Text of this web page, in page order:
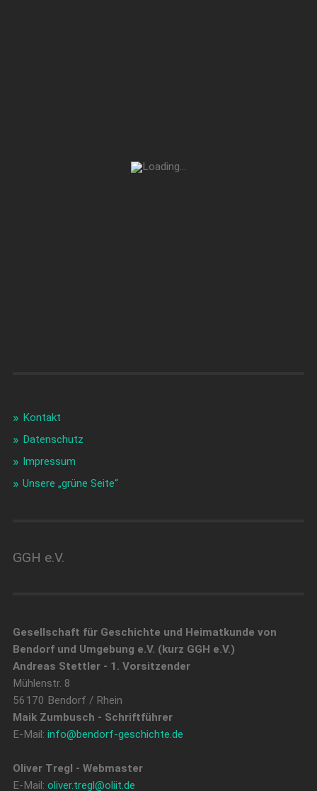
Kontakt
Datenschutz
Impressum
Unsere „grüne Seite“
GGH e.V.
Gesellschaft für Geschichte und Heimatkunde von
Bendorf und Umgebung e.V. (kurz GGH e.V.)
Andreas Stettler - 1. Vorsitzender
Mühlenstr. 8
56170 Bendorf / Rhein
Maik Zumbusch - Schriftführer
E-Mail: info@bendorf-geschichte.de
Oliver Tregl - Webmaster
E-Mail: oliver.tregl@oliit.de